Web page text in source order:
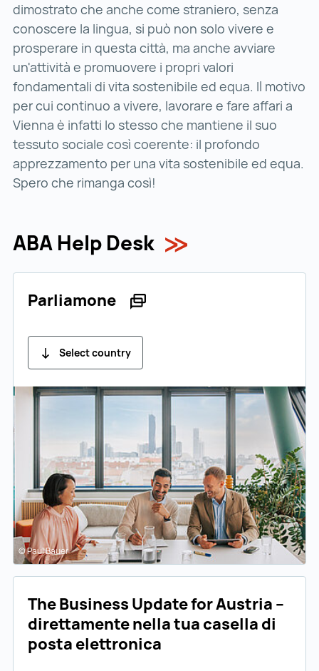
dimostrato che anche come straniero, senza
conoscere la lingua, si può non solo vivere e
prosperare in questa città, ma anche avviare
un'attività e promuovere i propri valori
fondamentali di vita sostenibile ed equa. Il motivo
per cui continuo a vivere, lavorare e fare affari a
Vienna è infatti lo stesso che mantiene il suo
tessuto sociale così coerente: il profondo
apprezzamento per una vita sostenibile ed equa.
Spero che rimanga così!
ABA Help Desk
Parliamone
Select country
© Paul Bauer
The Business Update for Austria –
direttamente nella tua casella di
posta elettronica